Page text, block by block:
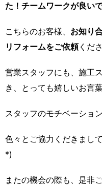
た！チームワークが良い
こちらのお客様、 お知り
リフォームをご依頼くだ
営業スタッフにも、施工
き、とっても嬉しいお言
スタッフのモチベーショ
色々とご協力くだきまし
*)
またの機会の際も、是非